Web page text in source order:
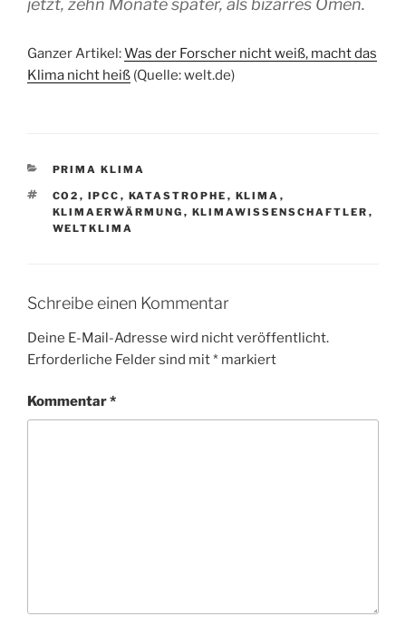
jetzt, zehn Monate später, als bizarres Omen.
Ganzer Artikel:Was der Forscher nicht weiß, macht das
Klima nicht heiß (Quelle: welt.de)
KATEGORIEN
PRIMA KLIMA
SCHLAGWÖRTER
CO2 , IPCC , KATASTROPHE , KLIMA ,
KLIMAERWÄRMUNG , KLIMAWISSENSCHAFTLER ,
WELTKLIMA
Schreibe einen Kommentar
Deine E-Mail-Adresse wird nicht veröffentlicht.
Erforderliche Felder sind mit* markiert
Kommentar*